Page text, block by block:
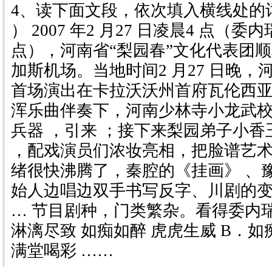
4、读下面文段，依次填入横线处
） 2007 年2 月27 日凌晨4 点（委
点），河南省“梨园春”文化代表团
加斯机场。当地时间2 月27 日晚，
首场演出在卡拉沃沃州首府瓦伦西
浑乐曲伴奏下，河南少林寺小龙武
兵器 ，引来 ；接下来梨园弟子小
，配戏演员们浓妆亮相，把脸谱艺
绪很快沸腾了，秦腔的《挂画》 、
始人边唱边双手书写反字、川剧的
… 节目剧种，门类繁杂。看得委内
淋漓尽致 如痴如醉 虎虎生威 B．如
满堂喝彩 ……